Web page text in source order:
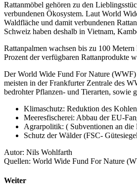
Rattanmöbel gehören zu den
verbundenen Ökosystem. Laut World
Waldfläche und damit verbundenen
Schweiz haben deshalb in Vietnam,
Rattanpalmen wachsen bis zu 100
Prozent der verfügbaren Rattanprodukte
Der World Wide Fund For Nature (WWF)
meisten in der Frankfurter Zentrale des
bedrohter Pflanzen- und Tierarten, sowie
Klimaschutz: Reduktion des
Meeresfischerei: Abbau der EU-
Agrarpolitik: ( Subventionen an die
Schutz der Wälder (FSC-
Autor: Nils Wohlfarth
Quellen: World Wide Fund For Nature
Weiter